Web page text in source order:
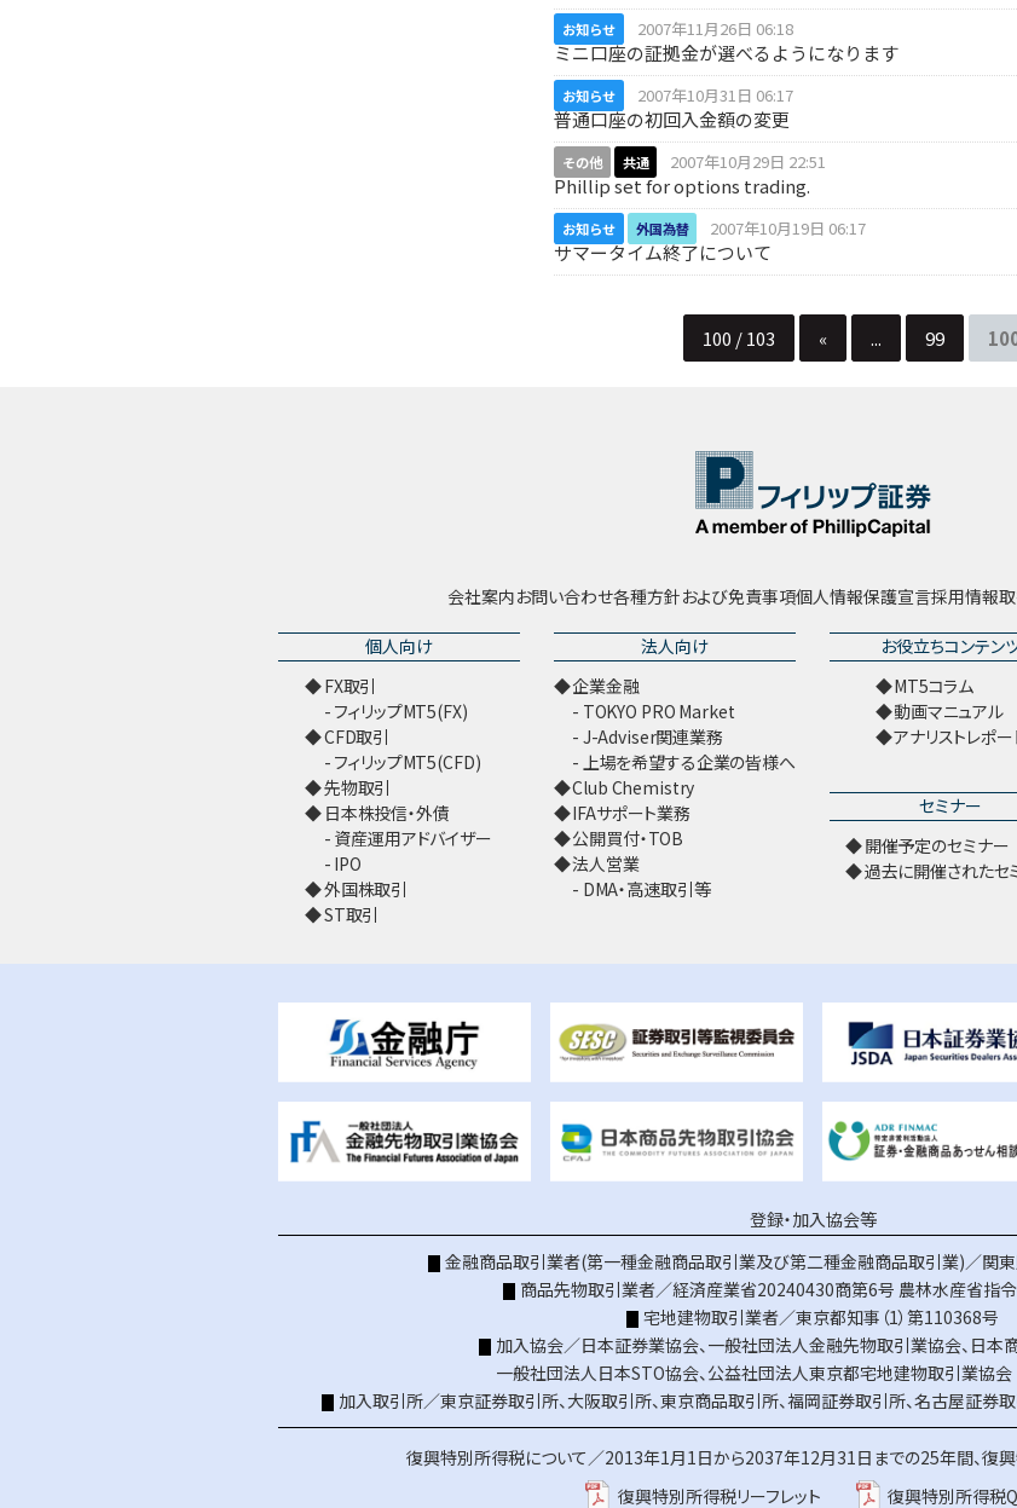
お知らせ 2007年11月26日 06:18
ミニ口座の証拠金が選べるようになります
お知らせ 2007年10月31日 06:17
普通口座の初回入金額の変更
その他 共通 2007年10月29日 22:51
Phillip set for options trading.
お知らせ 外国為替 2007年10月19日 06:17
サマータイム終了について
100 / 103 « ... 99
会社案内お問い合わせ各種方針および免責事項個人情報保護宣言採用情報
個人向け
FX取引
フィリップMT5(FX)
CFD取引
フィリップMT5(CFD)
先物取引
日本株投信・外債
資産運用アドバイザー
IPO
外国株取引
ST取引
法人向け
企業金融
TOKYO PRO Market
J-Adviser関連業務
上場を希望する企業の皆様へ
Club Chemistry
IFAサポート業務
公開買付・TOB
法人営業
DMA・高速取引等
お役立ちコンテン
MT5コラム
動画マニュアル
アナリストレポー
セミナー
開催予定のセミナー
過去に開催されたセ
登録・加入協会等
金融商品取引業者(第一種金融商品取引業及び第二種金融商品取引業)／関東
商品先物取引業者／経済産業省20240430商第6号 農林水産省指
宅地建物取引業者／東京都知事（1）第110368号
加入協会／日本証券業協会、一般社団法人金融先物取引業協会、 日本
一般社団法人日本STO協会、公益社団法人東京都宅地建物取引業協会
加入取引所／東京証券取引所、大阪取引所、東京商品取引所、福岡証券取引所、名古屋証券
復興特別所得税について／2013年1月1日から2037年12月31日までの25年間、復興
復興特別所得税リーフレット
復興特別所得税